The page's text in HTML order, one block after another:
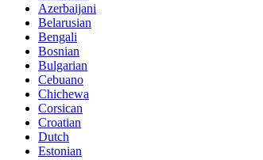
Azerbaijani
Belarusian
Bengali
Bosnian
Bulgarian
Cebuano
Chichewa
Corsican
Croatian
Dutch
Estonian